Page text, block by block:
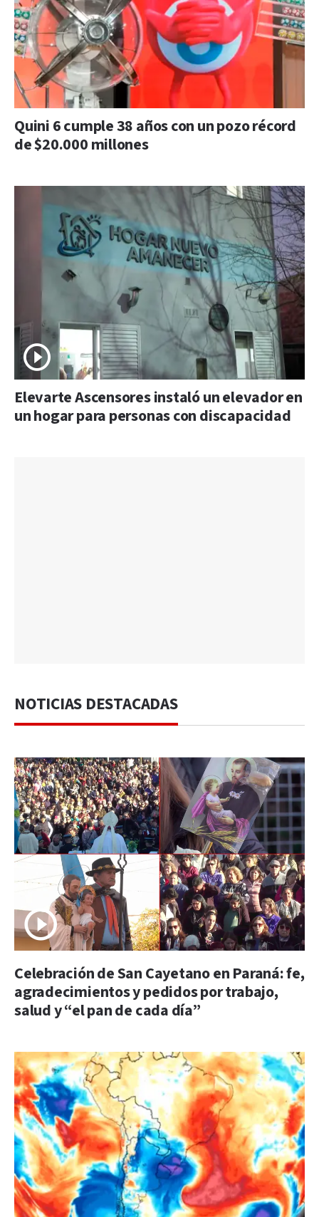
Quini 6 cumple 38 años con un pozo récord
de $20.000 millones
Elevarte Ascensores instaló un elevador en
un hogar para personas con discapacidad
NOTICIAS DESTACADAS
Celebración de San Cayetano en Paraná: fe,
agradecimientos y pedidos por trabajo,
salud y “el pan de cada día”